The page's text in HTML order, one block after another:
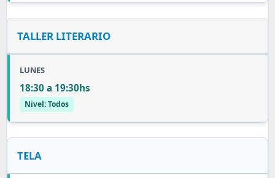
TALLER LITERARIO
LUNES
18:30 a 19:30hs
Nivel: Todos
TELA